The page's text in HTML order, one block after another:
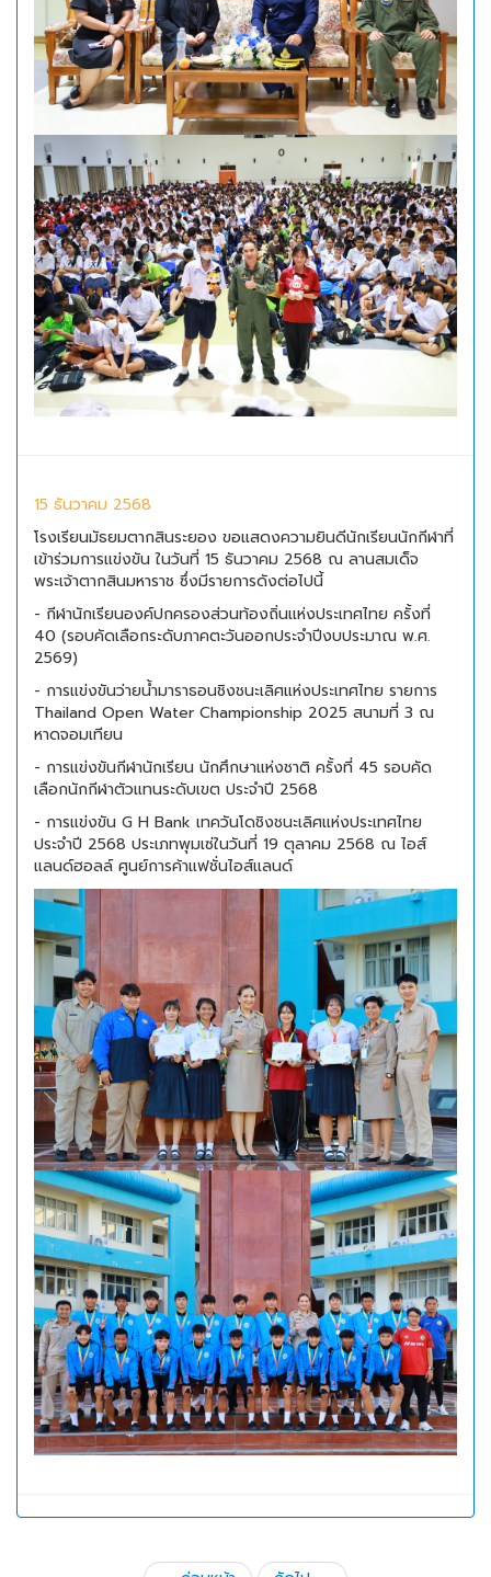
15 ธันวาคม 2568
โรงเรียนมัธยมตากสินระยอง ขอแสดงความยินดีนักเรียนนักกีฬาที่
เข้าร่วมการแข่งขัน ในวันที่ 15 ธันวาคม 2568 ณ ลานสมเด็จ
พระเจ้าตากสินมหาราช ซึ่งมีรายการดังต่อไปนี้
- กีฬานักเรียนองค์ปกครองส่วนท้องถิ่นแห่งประเทศไทย ครั้งที่
40 (รอบคัดเลือกระดับภาคตะวันออกประจำปีงบประมาณ พ.ศ.
2569)
- การแข่งขันว่ายน้ำมาราธอนชิงชนะเลิศแห่งประเทศไทย รายการ
Thailand Open Water Championship 2025 สนามที่ 3 ณ
หาดจอมเทียน
- การแข่งขันกีฬานักเรียน นักศึกษาแห่งชาติ ครั้งที่ 45 รอบคัด
เลือกนักกีฬาตัวแทนระดับเขต ประจำปี 2568
- การแข่งขัน G H Bank เทควันโดชิงชนะเลิศแห่งประเทศไทย
ประจำปี 2568 ประเภทพุมเซ่ในวันที่ 19 ตุลาคม 2568 ณ ไอส์
แลนด์ฮอลล์ ศูนย์การค้าแฟชั่นไอส์แลนด์